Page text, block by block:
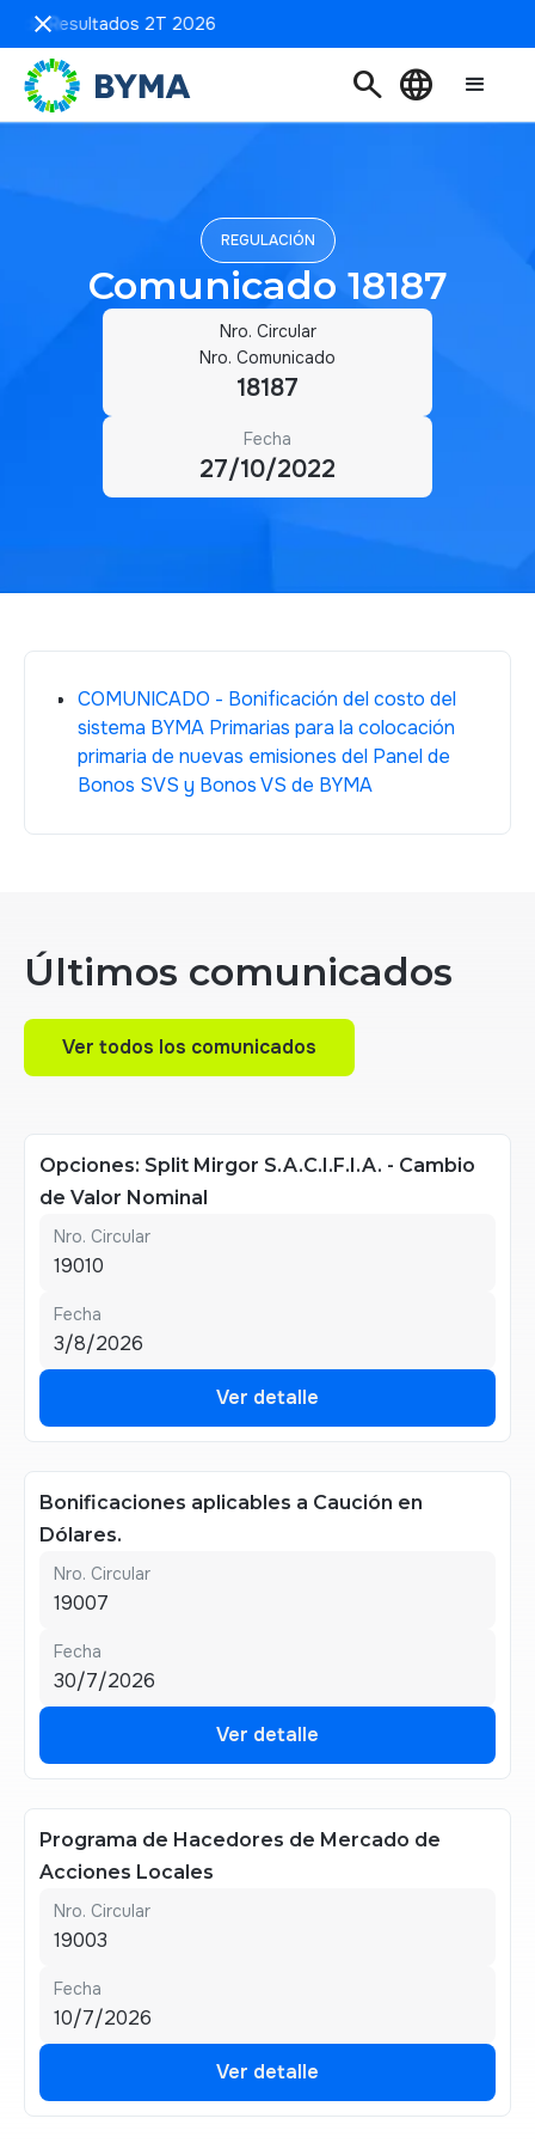
de Resultados 2T 2026
search language
REGULACIÓN
Comunicado 18187
Nro. Circular
Nro. Comunicado
18187
Fecha
27/10/2022
COMUNICADO - Bonificación del costo del
sistema BYMA Primarias para la colocación
primaria de nuevas emisiones del Panel de
Bonos SVS y Bonos VS de BYMA
Últimos comunicados
Ver todos los comunicados
Opciones: Split Mirgor S.A.C.I.F.I.A. - Cambio
de Valor Nominal
Nro. Circular
19010
Fecha
3/8/2026
Ver detalle
Bonificaciones aplicables a Caución en
Dólares.
Nro. Circular
19007
Fecha
30/7/2026
Ver detalle
Programa de Hacedores de Mercado de
Acciones Locales
Nro. Circular
19003
Fecha
10/7/2026
Ver detalle